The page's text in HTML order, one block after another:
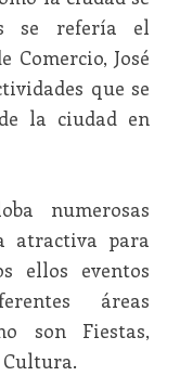
se refería el
Comercio, José
que se
la ciudad en
numerosas
atractiva para
ellos eventos
áreas
son Fiestas,
Cultura.